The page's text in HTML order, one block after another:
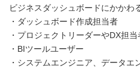
ビジネスダッシュボードにかかわ
・ダッシュボード作成担当者
・プロジェクトリーダーやDX担当
・BIツールユーザー
・システムエンジニア、データエ